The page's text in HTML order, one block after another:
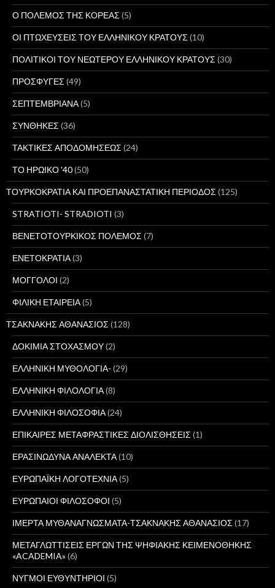
Ο ΠΟΛΕΜΟΣ ΤΗΣ ΚΟΡΕΑΣ (5)
ΟΙ ΠΤΩΧΕΥΣΕΙΣ ΤΟΥ ΕΛΛΗΝΙΚΟΥ ΚΡΑΤΟΥΣ (10)
ΠΟΛΙΤΙΚΟΙ ΤΟΥ ΝΕΩΤΕΡΟΥ ΕΛΛΗΝΙΚΟΥ ΚΡΑΤΟΥΣ (30)
ΠΡΟΣΦΥΓΕΣ (49)
ΣΕΠΤΕΜΒΡΙΑΝΑ(5)
ΣΥΝΘΗΚΕΣ (36)
ΤΑΚΤΙΚΕΣ ΑΠΟΔΟΜΗΣΕΩΣ (24)
ΤΟ ΗΡΩΙΚΟ '40(50)
ΤΟΥΡΚΟΚΡΑΤΙΑ ΚΑΙ ΠΡΟΕΠΑΝΑΣΤΑΤΙΚΗ ΠΕΡΙΟΔΟΣ (125)
STRATIOTI- STRADIOTI (3)
ΒΕΝΕΤΟΤΟΥΡΚΙΚΟΣ ΠΟΛΕΜΟΣ (7)
ΕΝΕΤΟΚΡΑΤΙΑ(3)
ΜΟΓΓΟΛΟΙ (2)
ΦΙΛΙΚΗ ΕΤΑΙΡΕΙΑ(5)
ΤΣΑΚΝΑΚΗΣ ΑΘΑΝΑΣΙΟΣ (128)
ΔΟΚΙΜΙΑ ΣΤΟΧΑΣΜΟΥ(2)
ΕΛΛΗΝΙΚΗ ΜΥΘΟΛΟΓΙΑ- (29)
ΕΛΛΗΝΙΚΗ ΦΙΛΟΛΟΓΙΑ(8)
ΕΛΛΗΝΙΚΗ ΦΙΛΟΣΟΦΙΑ(24)
ΕΠΙΚΑΙΡΕΣ ΜΕΤΑΦΡΑΣΤΙΚΕΣ ΔΙΟΛΙΣΘΗΣΕΙΣ (1)
ΕΡΑΣΙΝΩΔΥΝΑ ΑΝΑΛΕΚΤΑ(10)
ΕΥΡΩΠΑΪΚΗ ΛΟΓΟΤΕΧΝΙΑ(5)
ΕΥΡΩΠΑΙΟΙ ΦΙΛΟΣΟΦΟΙ (5)
ΙΜΕΡΤΑ ΜΥΘΑΝΑΓΝΩΣΜΑΤΑ-ΤΣΑΚΝΑΚΗΣ ΑΘΑΝΑΣΙΟΣ (17)
ΜΕΤΑΓΛΩΤΤΙΣΕΙΣ ΕΡΓΩΝ ΤΗΣ ΨΗΦΙΑΚΗΣ ΚΕΙΜΕΝΟΘΗΚΗΣ
«ACADEMIA» (6)
ΝΥΓΜΟΙ ΕΥΘΥΝΤΗΡΙΟΙ (5)